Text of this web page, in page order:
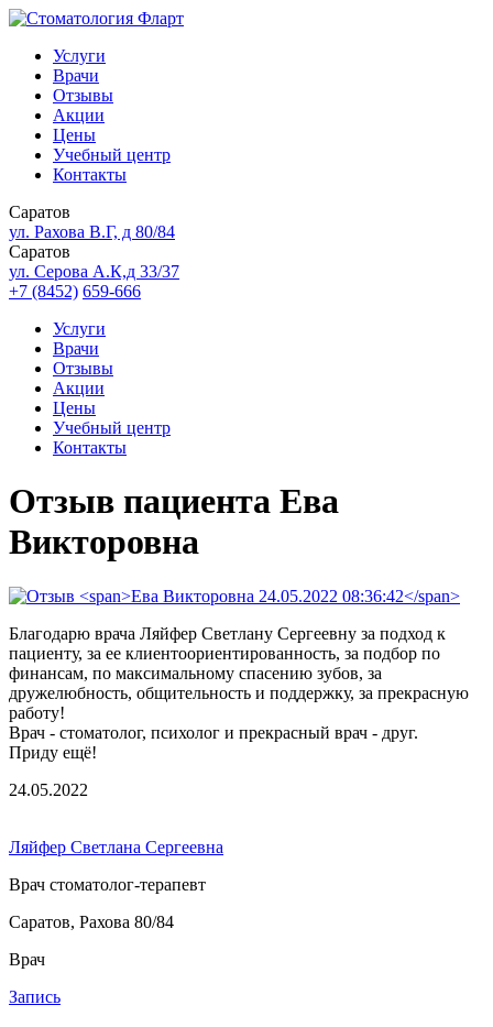
Услуги
Врачи
Отзывы
Акции
Цены
Учебный центр
Контакты
Саратов
ул. Рахова В.Г, д 80/84
Саратов
ул. Серова А.К,д 33/37
+7 (8452) 659-666
Услуги
Врачи
Отзывы
Акции
Цены
Учебный центр
Контакты
Отзыв пациента Ева
Викторовна
Благодарю врача Ляйфер Светлану Сергеевну за подход к
пациенту, за ее клиентоориентированность, за подбор по
финансам, по максимальному спасению зубов, за
дружелюбность, общительность и поддержку, за прекрасную
работу!
Врач - стоматолог, психолог и прекрасный врач - друг.
Приду ещё!
24.05.2022
Ляйфер Светлана Сергеевна
Врач стоматолог-терапевт
Саратов, Рахова 80/84
Врач
Запись